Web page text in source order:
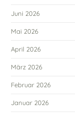
Juni 2026
Mai 2026
April 2026
März 2026
Februar 2026
Januar 2026